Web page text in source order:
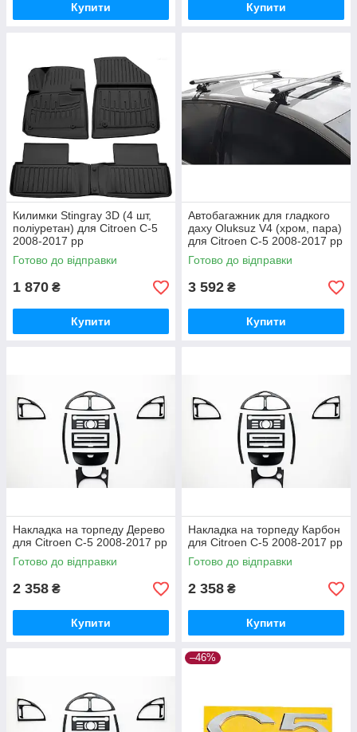
Купити Купити
Килимки Stingray 3D (4 шт,
поліуретан) для Citroen C-5
2008-2017 рр
Готово до відправки
1 870 ₴
Купити
Автобагажник для гладкого
даху Oluksuz V4 (хром, пара)
для Citroen C-5 2008-2017 рр
Готово до відправки
3 592 ₴
Купити
Накладка на торпеду Дерево
для Citroen C-5 2008-2017 рр
Готово до відправки
2 358 ₴
Купити
Накладка на торпеду Карбон
для Citroen C-5 2008-2017 рр
Готово до відправки
2 358 ₴
Купити
–46%